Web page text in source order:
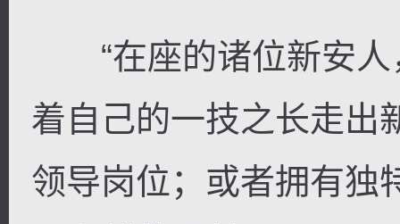
“在座的诸位新安人
着自己的一技之长走出
领导岗位；或者拥有独